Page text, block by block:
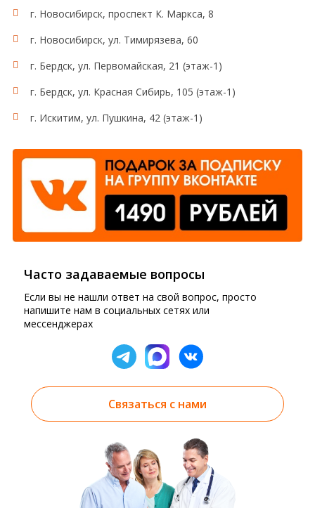
последней порции, пациенту необходимо тщательно
измерить количество полученной мочи, аккуратно
перемешать и отлить для исследования в
медицинский контейнер 50-100 мл. Обязательно
за сутки.
г. Новосибирск, проспект К. Маркса, 8
г. Новосибирск, ул. Тимирязева, 60
г. Бердск, ул. Первомайская, 21 (этаж-1)
г. Бердск, ул. Красная Сибирь, 105 (этаж-1)
г. Искитим, ул. Пушкина, 42 (этаж-1)
Часто задаваемые вопросы
Если вы не нашли ответ на свой вопрос, просто
напишите нам в социальных сетях или
мессенджерах
Связаться с нами